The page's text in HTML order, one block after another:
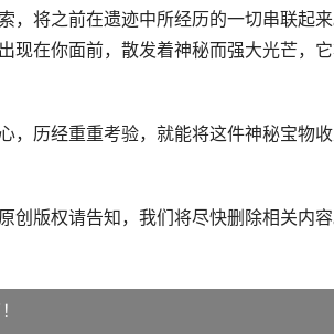
，将之前在遗迹中所经历的一切串联起
现在你面前，散发着神秘而强大光芒，
，历经重重考验，就能将这件神秘宝物
版权请告知，我们将尽快删除相关内容